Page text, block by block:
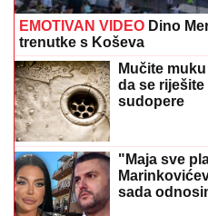
EMOTIVAN VIDEO Dino
trenutke s Koševa
Mučite
da se
sudopere
"Maja sve
sada